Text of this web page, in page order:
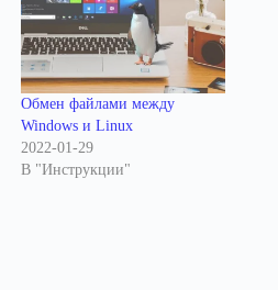
Обмен файлами между
Windows и Linux
2022-01-29
В "Инструкции"